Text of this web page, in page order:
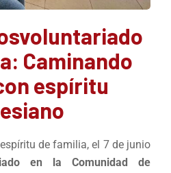
Caminando
espíritu
de familia, el 7 de junio
en la Comunidad de